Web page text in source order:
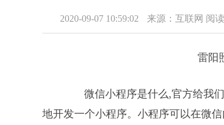
2020-09-07 10:59:02 来源：互联网 阅
雷阳
微信小程序是什么,官方给我们
地开发一个小程序。小程序可以在微